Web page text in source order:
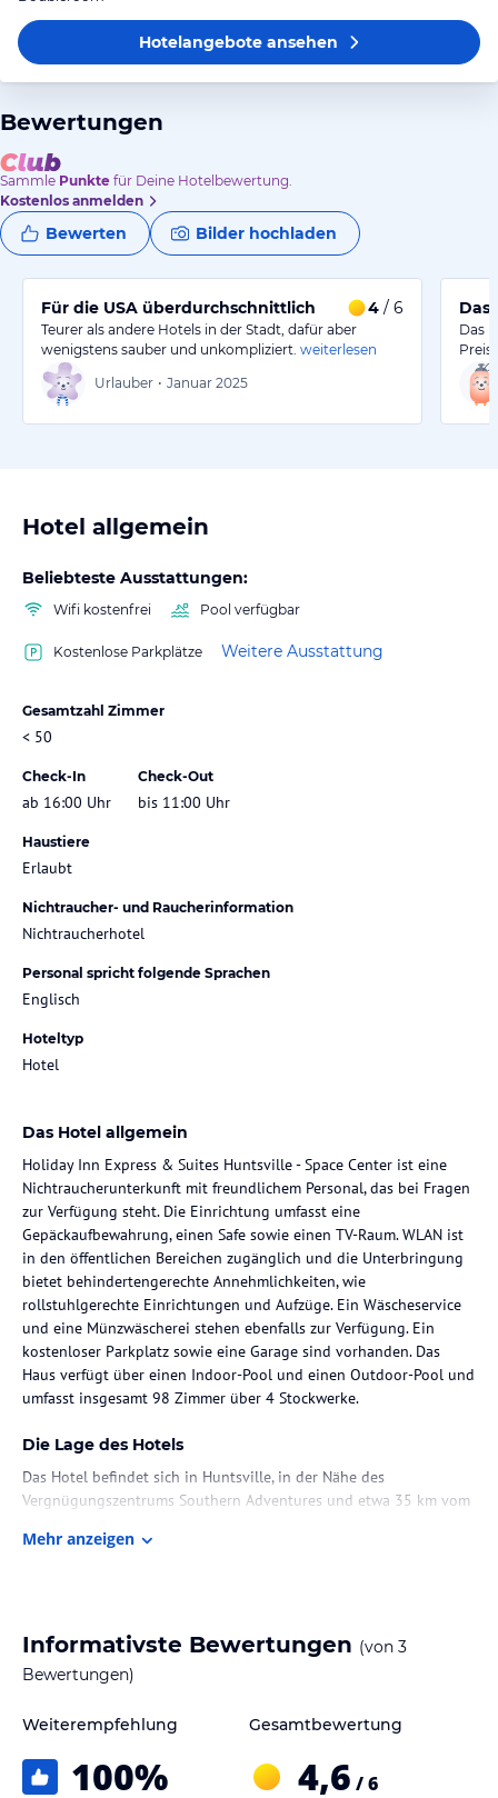
Hotelangeboteansehen
Bewertungen
Sammle Punkte für Deine Hotelbewertung.
Kostenlos anmelden
Bewerten Bilder hochladen
Für die USA überdurchschnittlich 4 / 6
Teurer als andere Hotels in der Stadt, dafür aber
wenigstens sauber und unkompliziert. weiterlesen
Urlauber • Januar 2025
Das
Das
Hotel allgemein
Beliebteste Ausstattungen:
Wifi kostenfrei Pool verfügbar
Kostenlose Parkplätze Weitere Ausstattung
Gesamtzahl Zimmer
< 50
Check-In
ab 16:00 Uhr
Check-Out
bis 11:00 Uhr
Haustiere
Erlaubt
Nichtraucher- und Raucherinformation
Nichtraucherhotel
Personal spricht folgende Sprachen
Englisch
Hoteltyp
Hotel
Das Hotel allgemein
Holiday Inn Express & Suites Huntsville - Space Center ist eine
Nichtraucherunterkunft mit freundlichem Personal, das bei Fragen
zur Verfügung steht. Die Einrichtung umfasst eine
Gepäckaufbewahrung, einen Safe sowie einen TV-Raum. WLAN ist
in den öffentlichen Bereichen zugänglich und die Unterbringung
bietet behindertengerechte Annehmlichkeiten, wie
rollstuhlgerechte Einrichtungen und Aufzüge. Ein Wäscheservice
und eine Münzwäscherei stehen ebenfalls zur Verfügung. Ein
kostenloser Parkplatz sowie eine Garage sind vorhanden. Das
Haus verfügt über einen Indoor-Pool und einen Outdoor-Pool und
umfasst insgesamt 98 Zimmer über 4 Stockwerke.
Die Lage des Hotels
Das Hotel befindet sich in Huntsville, in der Nähe des
Vergnügungszentrums Southern Adventures und etwa 35 km vom
liegt 15 km entfernt.
Sofabett ausgestattet. Auf Anfrage können Zustellbetten
bereitgestellt werden. Zur Ausstattung gehören ein Safe, ein
Dusche und einen Haartrockner. Das Hotel bietet auch
Nichtraucherzimmer sind verfügbar.
Mehr anzeigen
Informativste Bewertungen (von 3
Bewertungen)
Weiterempfehlung
100%
Gesamtbewertung
4,6 / 6